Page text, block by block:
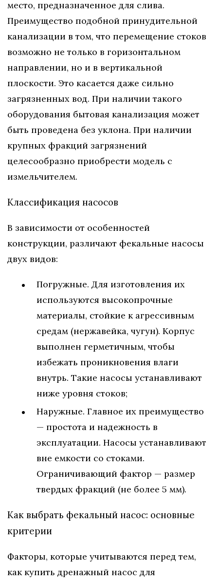
место, предназначенное для слива.
Преимущество подобной принудительной
канализации в том, что перемещение стоков
возможно не только в горизонтальном
направлении, но и в вертикальной
плоскости. Это касается даже сильно
загрязненных вод. При наличии такого
оборудования бытовая канализация может
быть проведена без уклона. При наличии
крупных фракций загрязнений
целесообразно приобрести модель с
измельчителем.
Классификация насосов
В зависимости от особенностей
конструкции, различают фекальные насосы
двух видов:
Погружные. Для изготовления их
используются высокопрочные
материалы, стойкие к агрессивным
средам (нержавейка, чугун). Корпус
выполнен герметичным, чтобы
избежать проникновения влаги
внутрь. Такие насосы устанавливают
ниже уровня стоков;
Наружные. Главное их преимущество
— простота и надежность в
эксплуатации. Насосы устанавливают
вне емкости со стоками.
Ограничивающий фактор — размер
твердых фракций (не более 5 мм).
Как выбрать фекальный насос: основные
критерии
Факторы, которые учитываются перед тем,
как купить дренажный насос для